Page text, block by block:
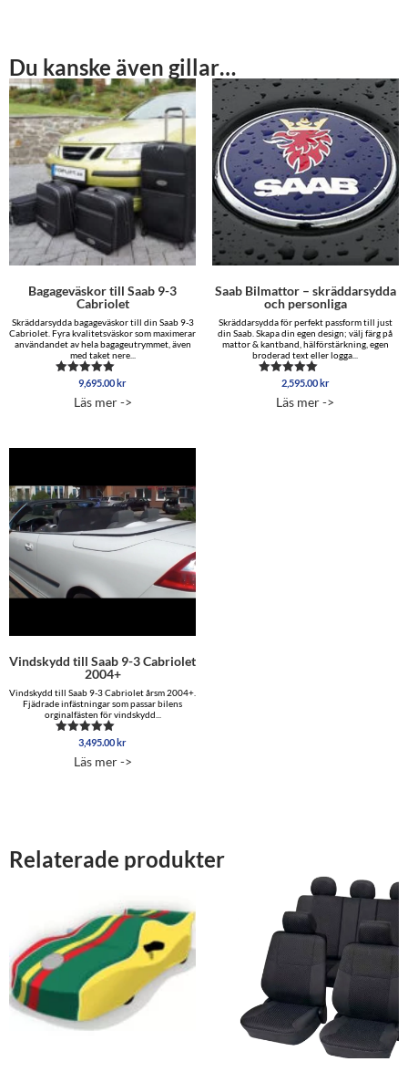
Du kanske även gillar…
Bagageväskor till Saab 9-3
Cabriolet
Skräddarsydda bagageväskor till din Saab 9-3
Cabriolet. Fyra kvalitetsväskor som maximerar
användandet av hela bagageutrymmet, även
med taket nere...
Betygsatt
av 5
9,695.00 kr
Läs mer ->
Saab Bilmattor – skräddarsydda
och personliga
Skräddarsydda för perfekt passform till just
din Saab. Skapa din egen design; välj färg på
mattor & kantband, hälförstärkning, egen
broderad text eller logga...
Betygsatt
av 5
2,595.00 kr
Läs mer ->
Vindskydd till Saab 9-3 Cabriolet
2004+
Vindskydd till Saab 9-3 Cabriolet årsm 2004+.
Fjädrade infästningar som passar bilens
orginalfästen för vindskydd...
Betygsatt
av 5
3,495.00kr
Läs mer ->
Relaterade produkter